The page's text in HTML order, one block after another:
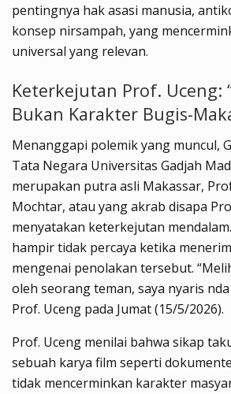
pentingnya hak asasi manusia,
konsep nirsampah, yang
universal yang relevan.
Keterkejutan Prof. Uceng:
Bukan Karakter Bugis-
Menanggapi polemik yang muncul,
Tata Negara Universitas Gadjah
merupakan putra asli Makassar,
Mochtar, atau yang akrab disapa
menyatakan keterkejutan
hampir tidak percaya ketika
mengenai penolakan tersebut.
oleh seorang teman, saya nyaris
Prof. Uceng pada Jumat (15/5/2026).
Prof. Uceng menilai bahwa sikap
sebuah karya film seperti
tidak mencerminkan karakter